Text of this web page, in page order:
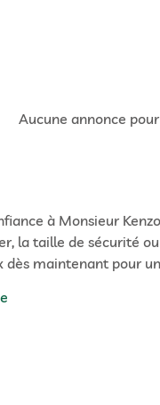
Aucune annonce
à Monsieur
la taille de sécurité
maintenant pour